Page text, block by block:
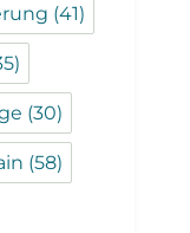
(41)
(30)
(58)